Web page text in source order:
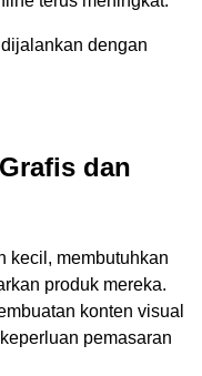
dengan
dan
kecil, membutuhkan
produk mereka.
konten visual
pemasaran